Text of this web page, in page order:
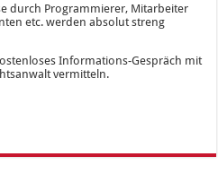
durch Programmierer, Mitarbeiter
etc. werden absolut streng
Informations-Gespräch mit
vermitteln.